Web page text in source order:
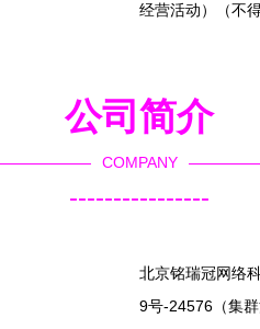
经营活动）（不
公司简介
COMPANY
----------------
北京铭瑞冠网络
9号-24576（集